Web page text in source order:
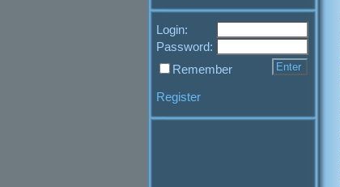
Login:
Password:
Remember
Register